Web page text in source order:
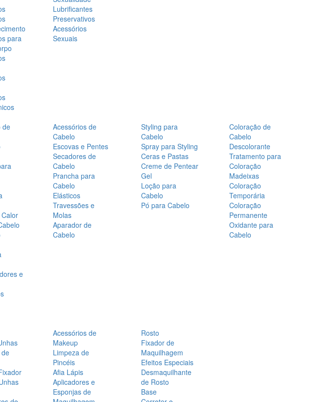
para
Lubrificantes
Preservativos
Acessórios
Sexuais
de
e
Acessórios de
Cabelo
Escovas e Pentes
Secadores de
Cabelo
Prancha para
Cabelo
Elásticos
Travessões e
Molas
Aparador de
Cabelo
Styling para
Cabelo
Spray para Styling
Ceras e Pastas
Creme de Pentear
Gel
Loção para
Cabelo
Pó para Cabelo
Coloração de
Cabelo
Descolorante
Tratamento para
Coloração
Madeixas
Coloração
Temporária
Coloração
Permanente
Oxidante para
Cabelo
Acessórios de
Makeup
Limpeza de
Pincéis
Afia Lápis
Aplicadores e
Esponjas de
Rosto
Fixador de
Maquilhagem
Efeitos Especiais
Desmaquilhante
de Rosto
Base